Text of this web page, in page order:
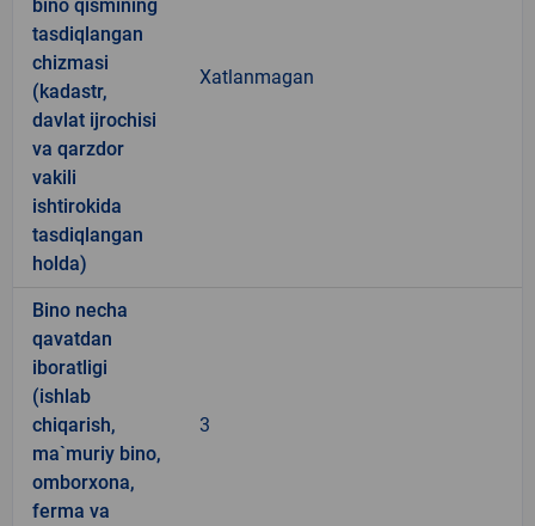
bino qismining
tasdiqlangan
chizmasi
(kadastr,
davlat ijrochisi
va qarzdor
vakili
ishtirokida
tasdiqlangan
holda)
Xatlanmagan
Bino necha
qavatdan
iboratligi
(ishlab
chiqarish,
ma`muriy bino,
omborxona,
ferma va
3